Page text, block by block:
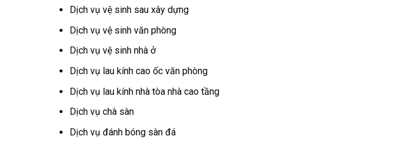
Dịch vụ vệ sinh sau xây dựng
Dịch vụ vệ sinh văn phòng
Dịch vụ vệ sinh nhà ở
Dịch vụ lau kính cao ốc văn phòng
Dịch vụ lau kính nhà tòa nhà cao tầng
Dịch vụ chà sàn
Dịch vụ đánh bóng sàn đá